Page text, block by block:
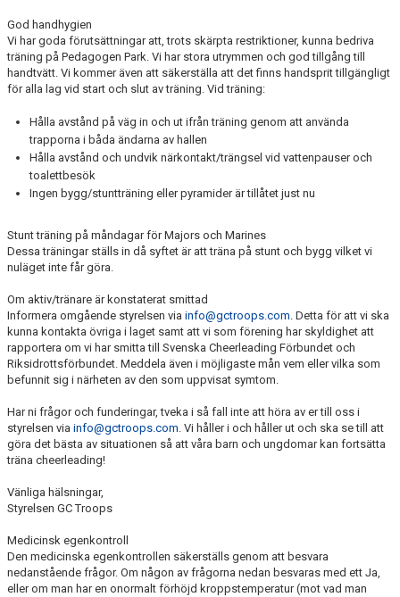
God handhygien
Vi har goda förutsättningar att, trots skärpta restriktioner, kunna bedriva
träning på Pedagogen Park. Vi har stora utrymmen och god tillgång till
handtvätt. Vi kommer även att säkerställa att det finns handsprit tillgängligt
för alla lag vid start och slut av träning. Vid träning:
Hålla avstånd på väg in och ut ifrån träning genom att använda
trapporna i båda ändarna av hallen
Hålla avstånd och undvik närkontakt/trängsel vid vattenpauser och
toalettbesök
Ingen bygg/stuntträning eller pyramider är tillåtet just nu
Stunt träning på måndagar för Majors och Marines
Dessa träningar ställs in då syftet är att träna på stunt och bygg vilket vi
nuläget inte får göra.
Om aktiv/tränare är konstaterat smittad
Informera omgående styrelsen via info@gctroops.com. Detta för att vi ska
kunna kontakta övriga i laget samt att vi som förening har skyldighet att
rapportera om vi har smitta till Svenska Cheerleading Förbundet och
Riksidrottsförbundet. Meddela även i möjligaste mån vem eller vilka som
befunnit sig i närheten av den som uppvisat symtom.
Har ni frågor och funderingar, tveka i så fall inte att höra av er till oss i
styrelsen via info@gctroops.com. Vi håller i och håller ut och ska se till att
göra det bästa av situationen så att våra barn och ungdomar kan fortsätta
träna cheerleading!
Vänliga hälsningar,
Styrelsen GC Troops
Medicinsk egenkontroll
Den medicinska egenkontrollen säkerställs genom att besvara
nedanstående frågor. Om någon av frågorna nedan besvaras med ett Ja,
eller om man har en onormalt förhöjd kroppstemperatur (mot vad man